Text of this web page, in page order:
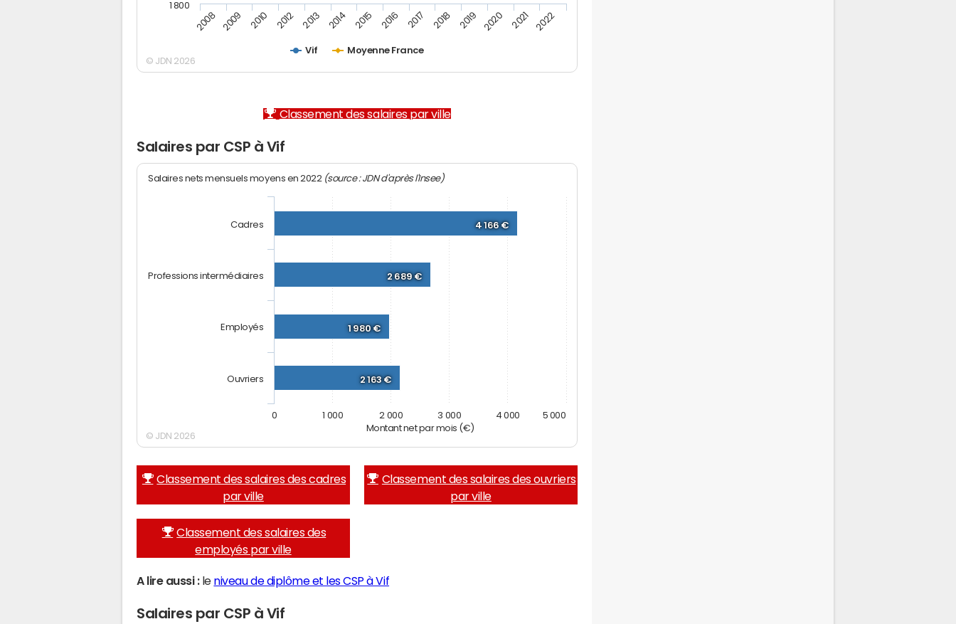
Vif Moyenne France
2008 2009 2010 2012 2013 2014 2015 2016 2017 2018 2019 2020 2021 2022
1 800
© JDN 2026
Classement des salaires par ville
Salaires par CSP à Vif
Montant net par mois (€)
Salaires nets mensuels moyens en 2022 (source : JDN d'après l'Insee)
4 166 €
2 689 €
1 980 €
2 163 €
Cadres
Professions intermédiaires
Employés
Ouvriers
0 1 000 2 000 3 000 4 000 5 000
© JDN 2026
Classement des salaires des cadres
par ville
Classement des salaires des ouvriers
par ville
Classement des salaires des
employés par ville
A lire aussi :le niveau de diplôme et les CSP à Vif
Salaires par CSP à Vif